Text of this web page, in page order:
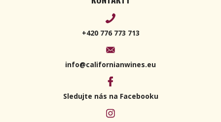
+420 776 773 713
info@californianwines.eu
Sledujte nás na Facebooku